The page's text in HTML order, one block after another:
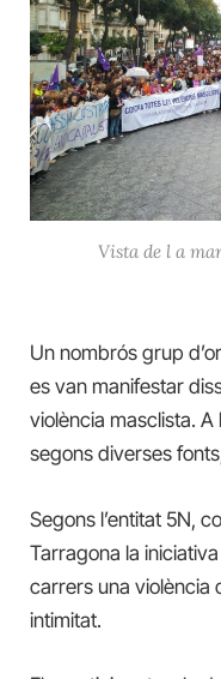
Vista de l a
Un nombrós grup
es van manifestar
violència masclista.
segons diverses
Segons l’entitat 5N,
Tarragona la
carrers una violència
intimitat.